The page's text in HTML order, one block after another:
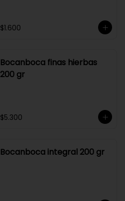
$1.600
Bocanboca finas hierbas
200 gr
$5.300
Bocanboca integral 200 gr